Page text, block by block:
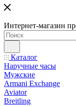
Интернет-магазин
Каталог
Наручные часы
Мужские
Armani Exchange
Aviator
Breitling